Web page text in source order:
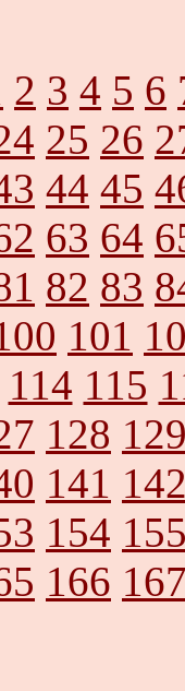
2 3 4 5 6
25 26
44 45
63 64
82 83
101
114 115
128
141
154
166